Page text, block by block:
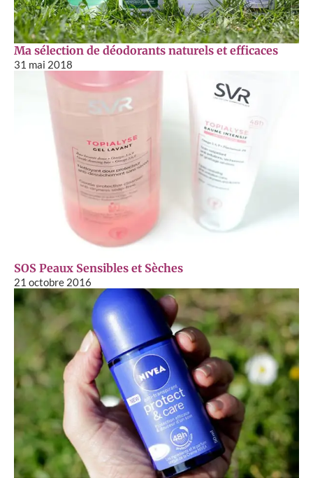
Ma sélection de déodorants naturels et efficaces
31 mai 2018
SOS Peaux Sensibles et Sèches
21 octobre 2016